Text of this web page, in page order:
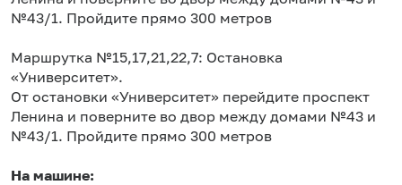
№43/1. Пройдите прямо 300 метров
Маршрутка №15,17,21,22,7: Остановка
«Университет».
От остановки «Университет» перейдите проспект
Ленина и поверните во двор между домами №43 и
№43/1. Пройдите прямо 300 метров
На машине: